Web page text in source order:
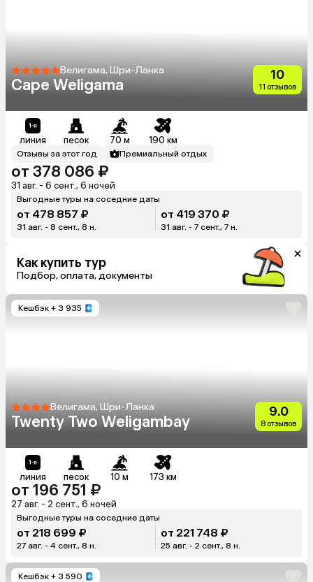
Велигама, Шри-Ланка
Cape Weligama
10
11 отзывов
линия песок 70 м 190 км
Отзывы за этот год Премиальный отдых
от 378 086 ₽
31 авг. - 6 сент., 6 ночей
Выгодные туры на соседние даты
от 478 857 ₽
31 авг. - 8 сент., 8 н.
от 419 370 ₽
31 авг. - 7 сент., 7 н.
Как купить тур
Подбор, оплата, документы
Кешбэк + 3 935
Велигама, Шри-Ланка
Twenty Two Weligambay
9.0
8 отзывов
линия песок 10 м 173 км
от 196 751 ₽
27 авг. - 2 сент., 6 ночей
Выгодные туры на соседние даты
от 218 699 ₽
27 авг. - 4 сент., 8 н.
от 221 748 ₽
25 авг. - 2 сент., 8 н.
Кешбэк + 3 590